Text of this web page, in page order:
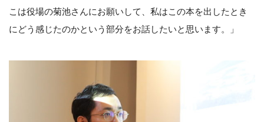
こは役場の菊池さんにお願いして、私はこの本を出したとき
にどう感じたのかという部分をお話したいと思います。」